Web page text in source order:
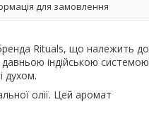
для замовлення
Rituals, що належить до
індійською системою
духом.
олії. Цей аромат